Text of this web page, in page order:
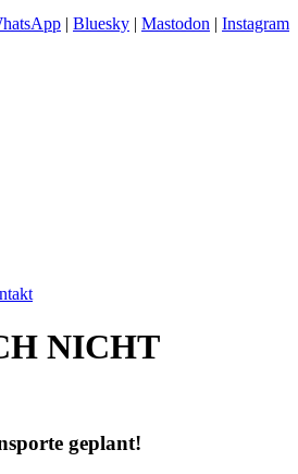
| Bluesky | Mastodon | Instagram
NICHT
geplant!